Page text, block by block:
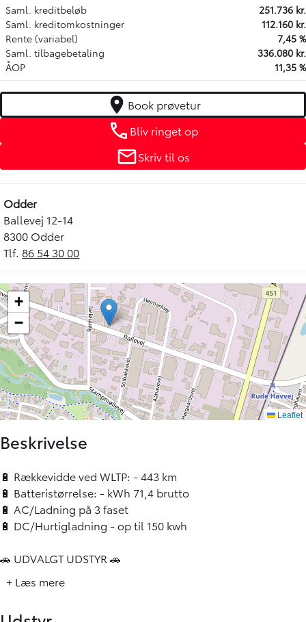
Saml. kreditbeløb
251.736 kr.
Saml. kreditomkostninger
112.160 kr.
Rente (variabel)
7,45 %
Saml. tilbagebetaling
336.080 kr.
ÅOP
11,35 %
Book prøvetur
Bliv ringet op
Skriv til os
Odder
Ballevej 12-14
8300 Odder
Tlf. 86 54 30 00
Beskrivelse
🔋 Rækkevidde ved WLTP: - 443 km
🔋 Batteristørrelse: - kWh 71,4 brutto
🔋 AC/Ladning på 3 faset
🔋 DC/Hurtigladning - op til 150 kwh
🚗 UDVALGT UDSTYR 🚗
✅ - Bakkamera + 360 graders visning
+ Læs mere